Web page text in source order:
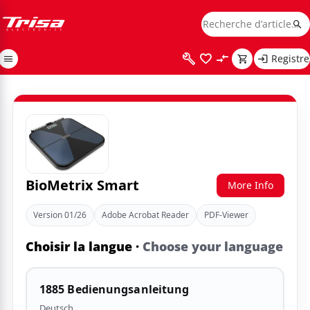
Registre
BioMetrix Smart More Info
Version 01/26 Adobe Acrobat Reader PDF-Viewer
Choisir la langue · Choose your language
1885 Bedienungsanleitung